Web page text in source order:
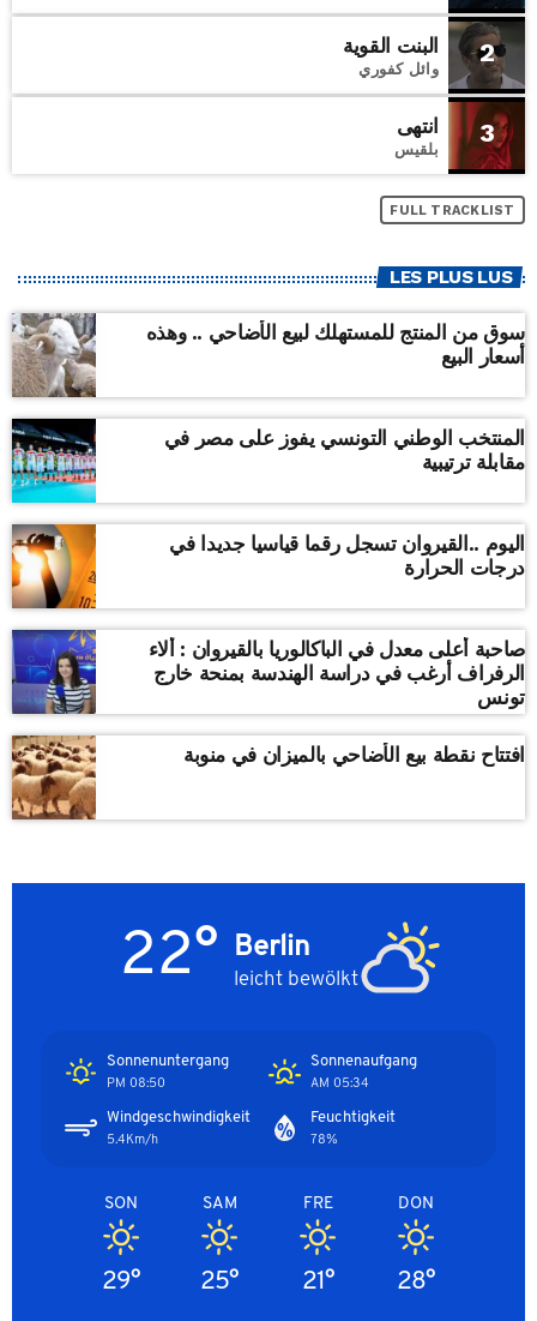
2 البنت القوية
وائل كفوري
3 انتهى
بلقيس
FULL TRACKLIST
LES PLUS LUS
سوق من المنتج للمستهلك لبيع الأضاحي .. وهذه
أسعار البيع
المنتخب الوطني التونسي يفوز على مصر في
مقابلة ترتيبية
اليوم ..القيروان تسجل رقما قياسيا جديدا في
درجات الحرارة
صاحبة أعلى معدل في الباكالوريا بالقيروان : ألاء
الرفراف أرغب في دراسة الهندسة بمنحة خارج
تونس
افتتاح نقطة بيع الأضاحي بالميزان في منوبة
Berlin
leicht bewölkt
22°
Sonnenaufgang
05:34 AM
Sonnenuntergang
08:50 PM
Feuchtigkeit
78%
Windgeschwindigkeit
5.4Km/h
DON
28°
FRE
21°
SAM
25°
SON
29°